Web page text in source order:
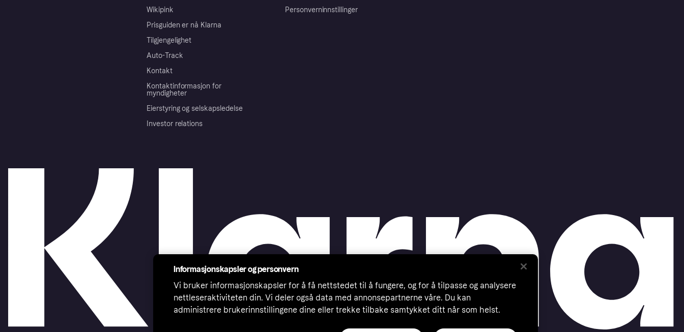
Wikipink
Prisguiden er nå Klarna
Tilgjengelighet
Auto-Track
Kontakt
Kontaktinformasjon for
myndigheter
Eierstyring og selskapsledelse
Investor relations
Personverninnstillinger
Informasjonskapsler og personvern
Vi bruker informasjonskapsler for å få nettstedet til å fungere, og for å tilpasse og analysere
nettleseraktiviteten din. Vi deler også data med annonsepartnerne våre. Du kan
administrere brukerinnstillingene dine eller trekke tilbake samtykket ditt når som helst.